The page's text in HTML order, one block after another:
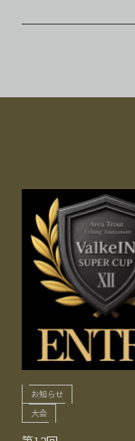
お知らせ
大会